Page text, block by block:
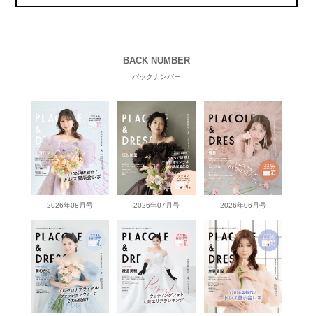
BACK NUMBER
バックナンバー
2026年08月号 2026年07月号 2026年06月号